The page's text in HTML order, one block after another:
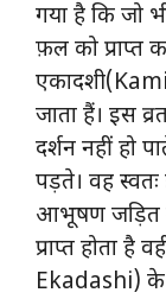
गया है कि जो
फ़ल को प्राप्त
जाता हैं। इस
दर्शन नहीं हो
पड़ते। वह स्वतः
आभूषण जड़ित
प्राप्त होता
Ekadashi) के